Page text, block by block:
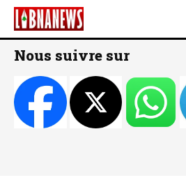
Nous suivre sur